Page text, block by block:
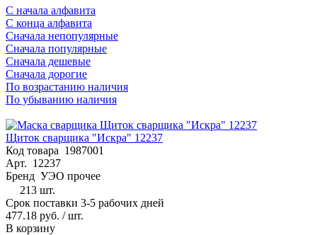
С начала алфавита
С конца алфавита
Сначала непопулярные
Сначала популярные
Сначала дешевые
Сначала дорогие
По возрастанию наличия
По убыванию наличия
Щиток сварщика "Искра" 12237
Код товара 1987001
Арт. 12237
Бренд УЭО прочее
213 шт.
Срок поставки 3-5 рабочих дней
477.18 руб. / шт.
В корзину